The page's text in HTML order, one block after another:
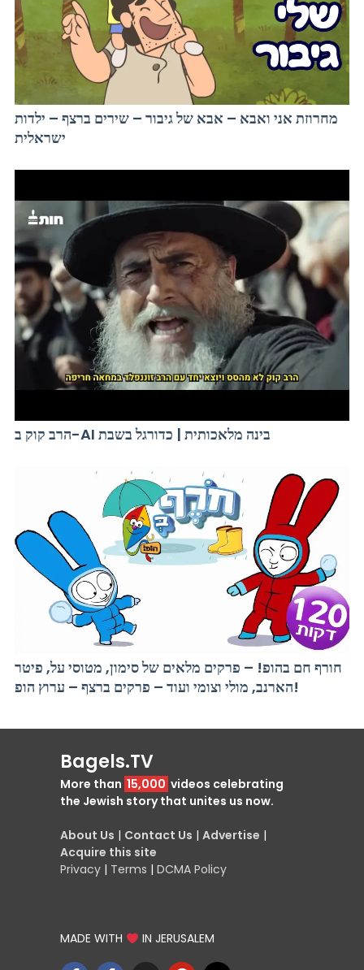
מחרוזת אני ואבא – אבא של גיבור – שירים ברצף – ילדות
ישראלית
הרב קוק ב-AI בינה מלאכותית | כדורגל בשבת
חורף חם בהופ! – פרקים מלאים של סימון, מטוסי על, פיטר
הארנב, מולי וצומי ועוד – פרקים ברצף – ערוץ הופ!
Bagels.TV
More than 15,000 videos celebrating
the Jewish story that unites us now.
About Us | Contact Us | Advertise |
Acquire this site
Privacy | Terms | DCMA Policy
MADE WITH IN JERUSALEM